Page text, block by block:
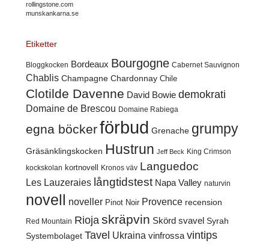
rollingstone.com
munskankarna.se
Etiketter
Bloggkocken Bordeaux Bourgogne Cabernet Sauvignon
Chablis Champagne Chardonnay Chile
Clotilde Davenne David Bowie demokrati
Domaine de Brescou Domaine Rabiega
egna böckerförbud Grenache grumpy
Gräsänklingskocken Hustrun Jeff Beck King Crimson
kockskolan kortnovell Kronos väv Languedoc
Les Lauzeraies långtidstest Napa Valley naturvin
novell noveller Pinot Noir Provence recension
Red Mountain Rioja skräpvin Skörd svavel Syrah
Systembolaget Tavel Ukraina vinfrossa vintips